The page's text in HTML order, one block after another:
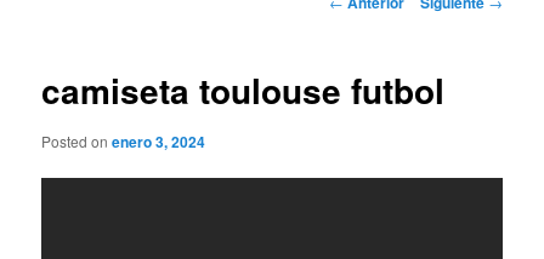
camiseta toulouse futbol
Posted onenero 3, 2024